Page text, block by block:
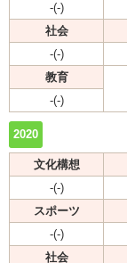
-(-)
社会
-(-)
教育
-(-)
2020
文化構想
-(-)
スポーツ
-(-)
社会